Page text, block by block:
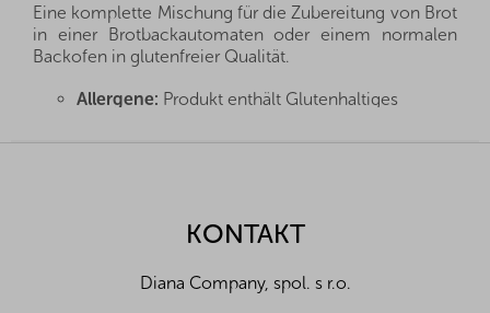
Eine komplette Mischung für die Zubereitung von Brot
in einer Brotbackautomaten oder einem normalen
Backofen in glutenfreier Qualität.
Allergene: Produkt enthält Glutenhaltiges
Zutaten:glutenfreie Weizenstärke.
Nährwerte pro 100 g:
Energiewert (kJ/kcal)
7,2
KONTAKT
Diana Company, spol. s r.o.